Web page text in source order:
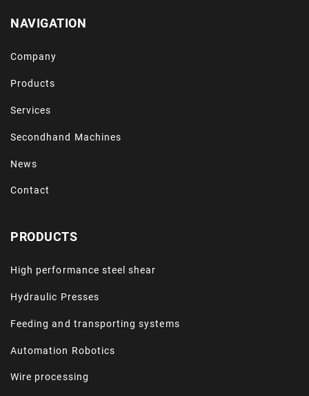
NAVIGATION
Company
Products
Services
Secondhand Machines
News
Contact
PRODUCTS
High performance steel shear
Hydraulic Presses
Feeding and transporting systems
Automation Robotics
Wire processing